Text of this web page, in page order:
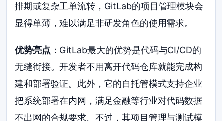
排期或复杂工单流转，GitLab的项目管理模块会
显得单薄，难以满足非研发角色的使用需求。
优势亮点 ：GitLab最大的优势是代码与CI/CD的
无缝衔接。开发者不用离开代码仓库就能完成构
建和部署验证。此外，它的自托管模式支持企业
把系统部署在内网，满足金融等行业对代码数据
不出网的合规要求。不过，其项目管理与测试模